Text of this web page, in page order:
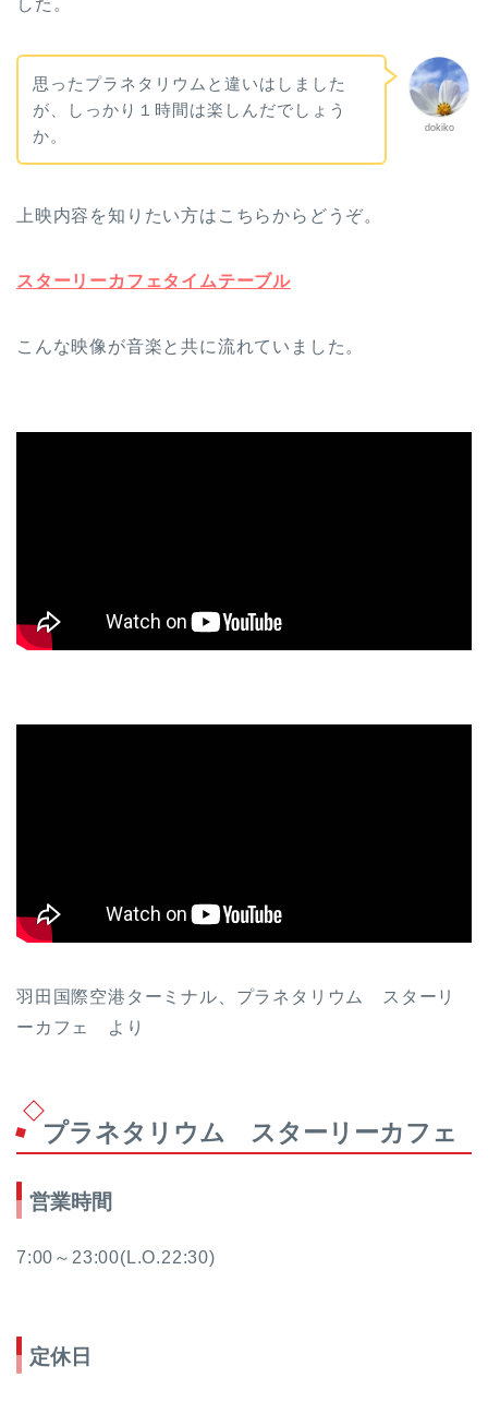
dokiko
思ったプラネタリウムと違いはしました
が、しっかり１時間は楽しんだでしょう
か。
上映内容を知りたい方はこちらからどうぞ。
スターリーカフェタイムテーブル
こんな映像が音楽と共に流れていました。
羽田国際空港ターミナル、プラネタリウム スターリ
ーカフェ より
プラネタリウム スターリーカフェ
営業時間
7:00～23:00(L.O.22:30)
定休日